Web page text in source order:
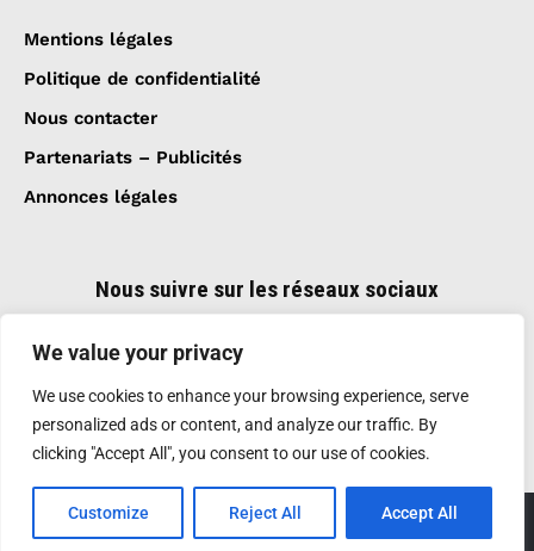
We value your privacy
We use cookies to enhance your browsing experience, serve
personalized ads or content, and analyze our traffic. By
clicking "Accept All", you consent to our use of cookies.
Customize Reject All Accept All
Mentions légales
Politique de confidentialité
Nous contacter
Partenariats – Publicités
Annonces légales
Nous suivre sur les réseaux sociaux
Création et réalisation :GDM-Pixel
, tous droits
réservés